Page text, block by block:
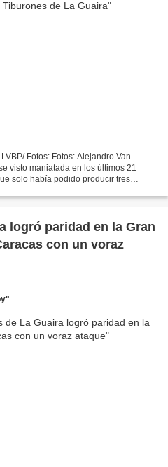
Fotos: Fotos: Alejandro Van
visto maniatada en los últimos 21
solo había podido producir tres
logró paridad en la Gran
con un voraz